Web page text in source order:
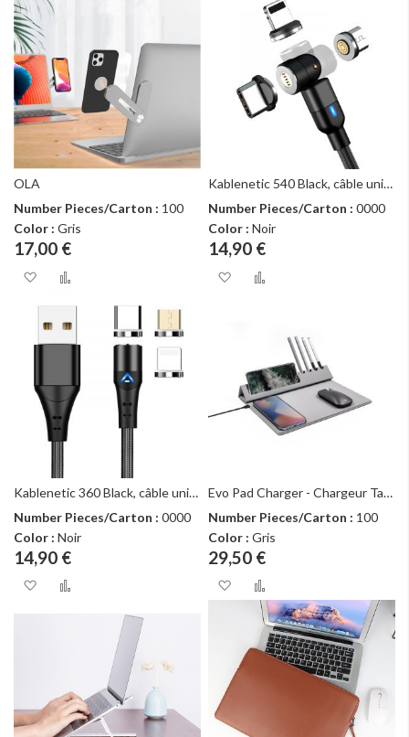
OLA
Number Pieces/Carton : 100
Color : Gris
17,00 €
Ajouter à ma liste d’envie
Ajouter au comparateur
Kablenetic 540 Black, câble universel, charge rapide et data
Number Pieces/Carton :0000
Color :Noir
14,90 €
Ajouter à ma liste
Kablenetic 360 Black, câble universel, charge rapide et data
Number Pieces/Carton : 0000
Color : Noir
14,90 €
Ajouter à ma liste d’envie
Ajouter au comparateur
Evo Pad Charger - Chargeur Tapis de souris - Série Origami
Number Pieces/Carton : 100
Color :Gris
29,50 €
Ajouter à ma liste